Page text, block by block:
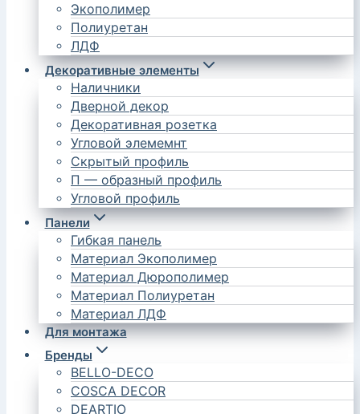
Экополимер
Полиуретан
ЛДФ
Декоративные элементы
Наличники
Дверной декор
Декоративная розетка
Угловой элемемнт
Скрытый профиль
П — образный профиль
Угловой профиль
Панели
Гибкая панель
Материал Экополимер
Материал Дюрополимер
Материал Полиуретан
Материал ЛДФ
Для монтажа
Бренды
BELLO-DECO
COSCA DECOR
DEARTIO